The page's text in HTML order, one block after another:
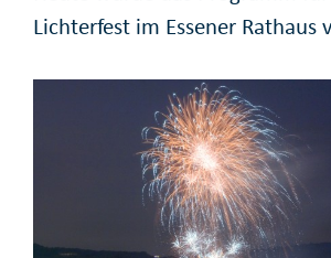
Lichterfest im Essener Rathaus